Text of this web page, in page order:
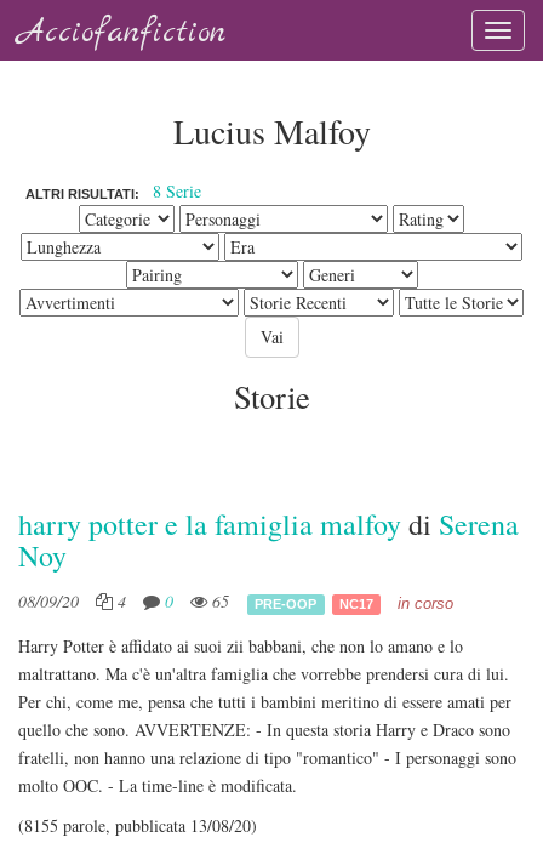
Acciofanfiction
Lucius Malfoy
ALTRI RISULTATI: 8 Serie
Storie
harry potter e la famiglia malfoydi Serena
Noy
08/09/20 4 0 65 PRE-OOP NC17 in corso
Harry Potter è affidato ai suoi zii babbani, che non lo amano e lo
maltrattano. Ma c'è un'altra famiglia che vorrebbe prendersi cura di lui.
Per chi, come me, pensa che tutti i bambini meritino di essere amati per
quello che sono. AVVERTENZE: - In questa storia Harry e Draco sono
fratelli, non hanno una relazione di tipo "romantico" - I personaggi sono
molto OOC. - La time-line è modificata.
(8155 parole, pubblicata 13/08/20)